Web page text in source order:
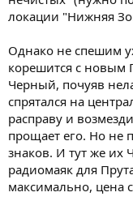
локации "Нижняя
Однако не спешим
корешится с новым
Черный, почуяв
спрятался на
расправу и
прощает его. Но не
знаков. И тут же их
радиомаяк для
максимально, цена